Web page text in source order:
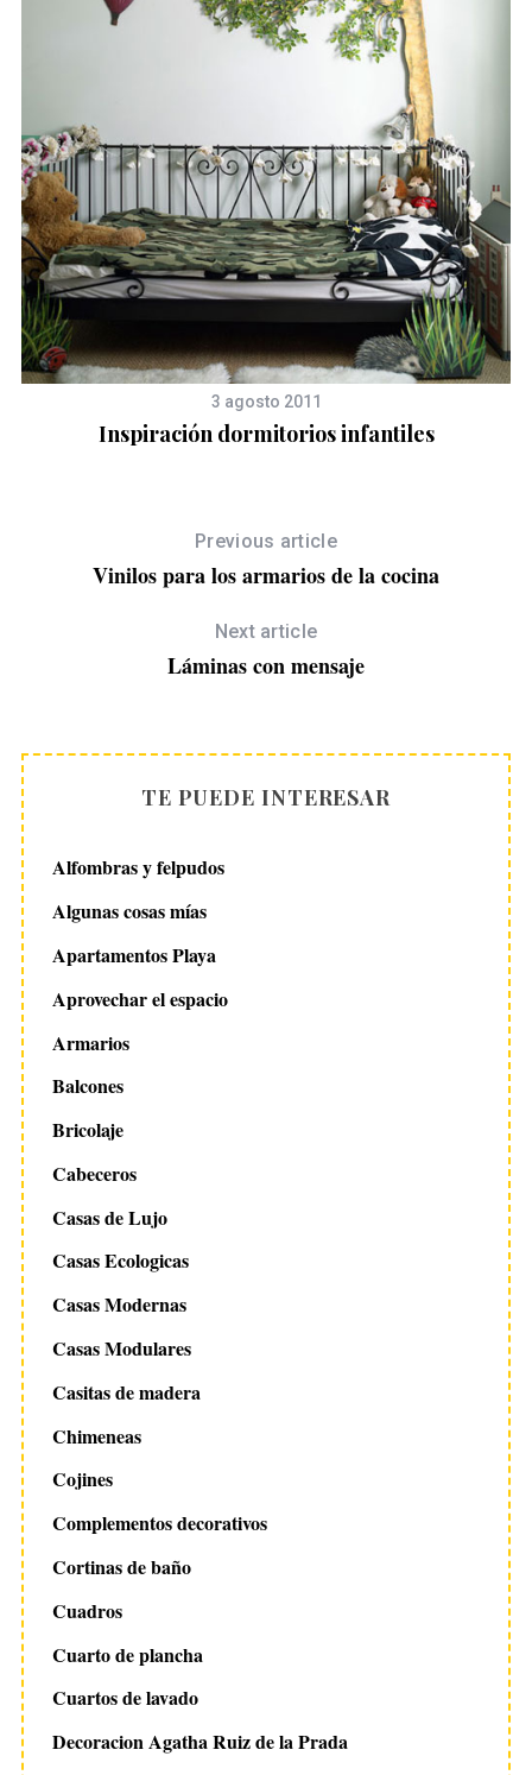
3 agosto 2011
Inspiración dormitorios infantiles
Previous article
Vinilos para los armarios de la cocina
Next article
Láminas con mensaje
TE PUEDE INTERESAR
Alfombras y felpudos
Algunas cosas mías
Apartamentos Playa
Aprovechar el espacio
Armarios
Balcones
Bricolaje
Cabeceros
Casas de Lujo
Casas Ecologicas
Casas Modernas
Casas Modulares
Casitas de madera
Chimeneas
Cojines
Complementos decorativos
Cortinas de baño
Cuadros
Cuarto de plancha
Cuartos de lavado
Decoracion Agatha Ruiz de la Prada